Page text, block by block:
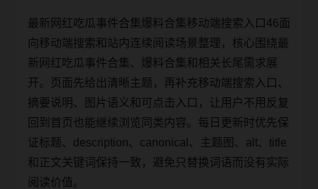
最新网红吃瓜事件合集爆料合集移动端搜索入口46面
向移动端搜索和站内连续阅读场景整理，核心围绕最
新网红吃瓜事件合集、爆料合集和相关长尾需求展
开。页面先给出清晰主题，再补充移动端搜索入口、
摘要说明、图片语义和可点击入口，让用户不用反复
回到首页也能继续浏览同类内容。每日更新时优先保
证标题、description、canonical、主题图、alt、title
和正文关键词保持一致，避免只替换词语而没有实际
阅读价值。